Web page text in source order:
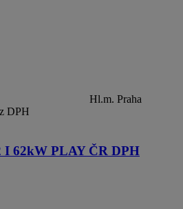
Hl.m. Praha
DPH
I 62kW PLAY ČR DPH